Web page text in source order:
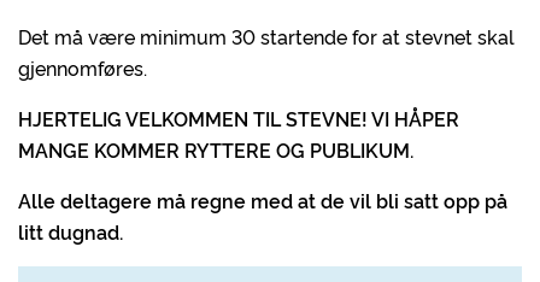
Det må være minimum 30 startende for at stevnet skal
gjennomføres.
HJERTELIG VELKOMMEN TIL STEVNE! VI HÅPER
MANGE KOMMER RYTTERE OG PUBLIKUM.
Alle deltagere må regne med at de vil bli satt opp på
litt dugnad.